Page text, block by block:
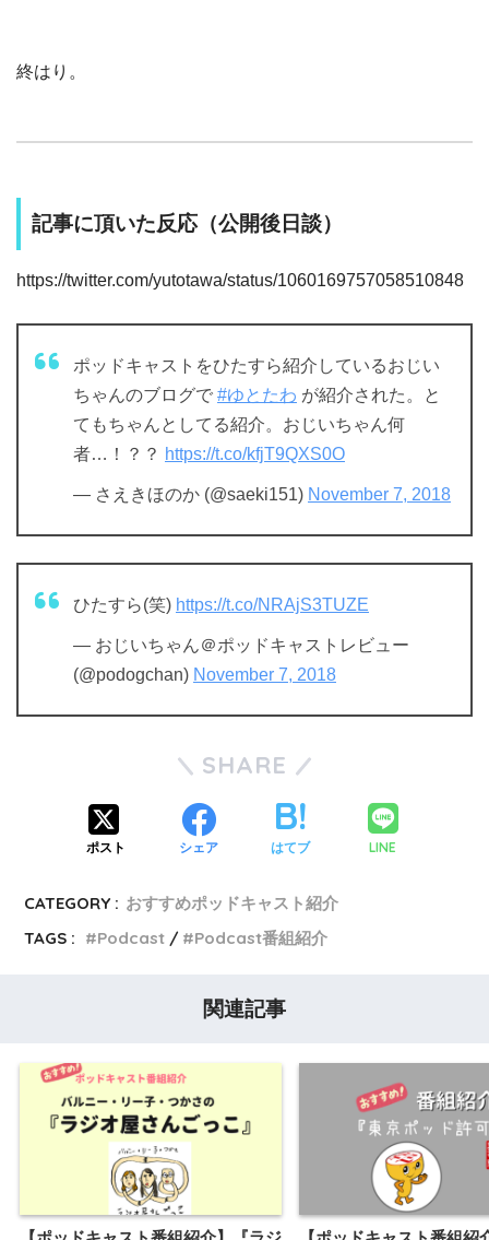
終はり。
記事に頂いた反応（公開後日談）
https://twitter.com/yutotawa/status/1060169757058510848
ポッドキャストをひたすら紹介しているおじい
ちゃんのブログで #ゆとたわ が紹介された。と
てもちゃんとしてる紹介。おじいちゃん何
者…！？？ https://t.co/kfjT9QXS0O
— さえきほのか (@saeki151) November 7, 2018
ひたすら(笑) https://t.co/NRAjS3TUZE
— おじいちゃん＠ポッドキャストレビュー
(@podogchan) November 7, 2018
SHARE
ポスト シェア はてブ LINE
CATEGORY : おすすめポッドキャスト紹介
TAGS :
Podcast Podcast番組紹介
関連記事